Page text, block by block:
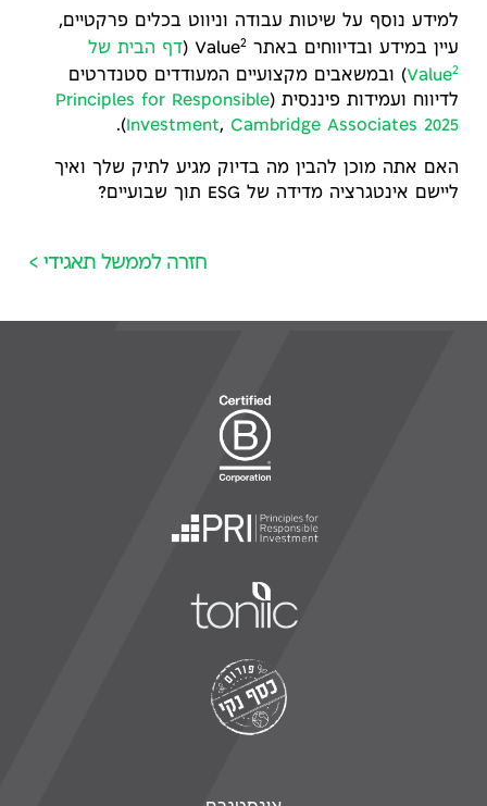
למידע נוסף על שיטות עבודה וניווט בכלים פרקטיים,
עיין במידע ובדיווחים באתר Value 2
(דף הבית של
Value2
) ובמשאבים מקצועיים המעודדים סטנדרטים
לדיווח ועמידות פיננסית (Principles for Responsible
Investment, Cambridge Associates 2025
).
האם אתה מוכן להבין מה בדיוק מגיע לתיק שלך ואיך
ליישם אינטגרציה מדידה של ESG תוך שבועיים?
חזרה לממשל תאגידי >